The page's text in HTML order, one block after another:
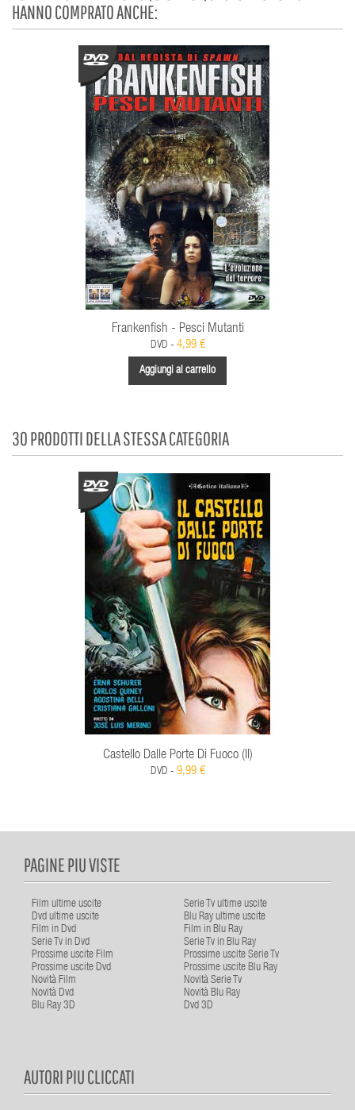
HANNO COMPRATO ANCHE:
Frankenfish - Pesci Mutanti
DVD - 4,99 €
Aggiungi al carrello
30 PRODOTTI DELLA STESSA CATEGORIA
Castello Dalle Porte Di Fuoco (Il)
DVD - 9,99 €
PAGINE PIU VISTE
Film ultime uscite
Serie Tv ultime uscite
Dvd ultime uscite
Blu Ray ultime uscite
Film in Dvd
Film in Blu Ray
Serie Tv in Dvd
Serie Tv in Blu Ray
Prossime uscite Film
Prossime uscite Serie Tv
Prossime uscite Dvd
Prossime uscite Blu Ray
Novità Film
Novità Serie Tv
Novità Dvd
Novità Blu Ray
Blu Ray 3D
Dvd 3D
AUTORI PIU CLICCATI